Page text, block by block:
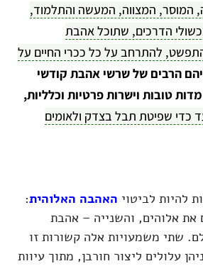
המוסר, המצווה, המעשה והתלמוד,
הדרכים, שתוכל אהבת
להתרחב על כל ככרי החיים על
הרבים של שרשי אהבת קודשי
טובות וישרות פרטיות וכלליות,
שפיטת תבל בצדק ולאומים
לביטויהאהבה האלוהית:
אלוהים, והשנייה – אהבת
שתי משמעויות אלה קשורות זו
עלולים ליצור חורבן, מתוך עיוות